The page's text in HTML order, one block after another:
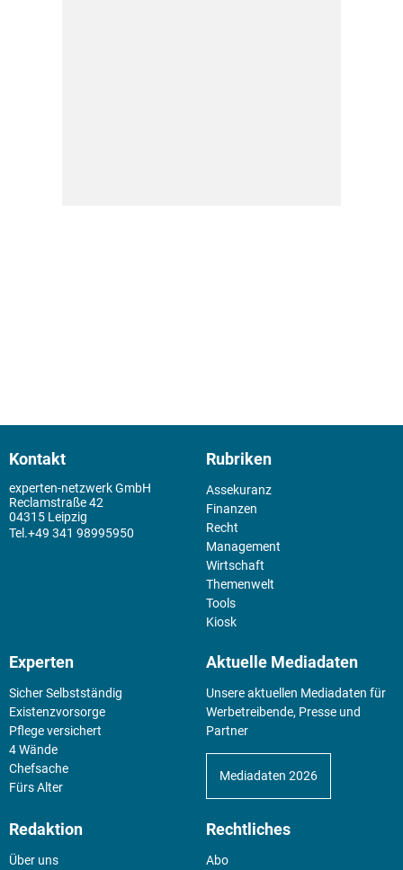
Kontakt
experten-netzwerk GmbH
Reclamstraße 42
04315 Leipzig
+49 341 98995950
Rubriken
Assekuranz
Finanzen
Recht
Management
Wirtschaft
Themenwelt
Tools
Kiosk
Experten
Sicher Selbstständig
Existenz­vorsorge
Pflege versichert
4 Wände
Chefsache
Fürs Alter
Aktuelle Mediadaten
Unsere aktuellen Mediadaten für
Werbetreibende, Presse und
Partner
Mediadaten 2026
Redaktion
Über uns
Rechtliches
Abo